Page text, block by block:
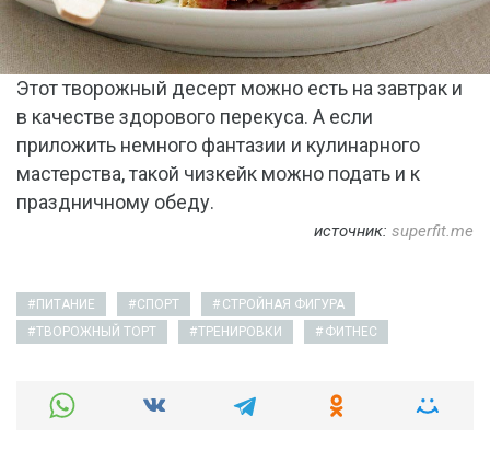
Этот творожный десерт можно есть на завтрак и
в качестве здорового перекуса. А если
приложить немного фантазии и кулинарного
мастерства, такой чизкейк можно подать и к
праздничному обеду.
источник: superfit.me
ПИТАНИЕ СПОРТ
СТРОЙНАЯ ФИГУРА
ТВОРОЖНЫЙ ТОРТ
ТРЕНИРОВКИ ФИТНЕС